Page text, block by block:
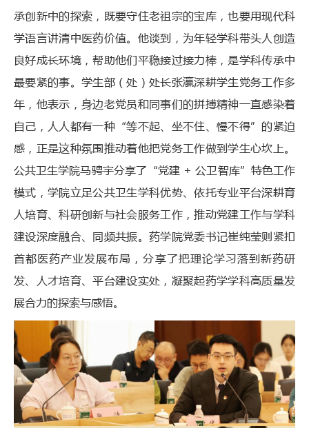
承创新中的探索，既要守住老祖宗的宝库，也要用现代科
学语言讲清中医药价值。他谈到，为年轻学科带头人创造
良好成长环境，帮助他们平稳接过接力棒，是学科传承中
最要紧的事。学生部（处）处长张瀛深耕学生党务工作多
年，他表示，身边老党员和同事们的拼搏精神一直感染着
自己，人人都有一种“等不起、坐不住、慢不得”的紧迫
感，正是这种氛围推动着他把党务工作做到学生心坎上。
公共卫生学院马骋宇分享了“党建 + 公卫智库”特色工作
模式，学院立足公共卫生学科优势、依托专业平台深耕育
人培育、科研创新与社会服务工作，推动党建工作与学科
建设深度融合、同频共振。药学院党委书记崔纯莹则紧扣
首都医药产业发展布局，分享了把理论学习落到新药研
发、人才培育、平台建设实处，凝聚起药学学科高质量发
展合力的探索与感悟。